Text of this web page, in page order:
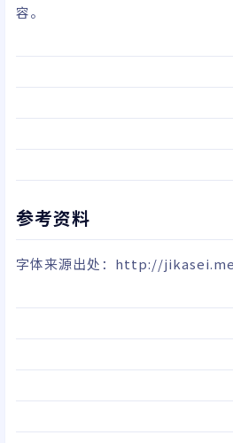
容。
参考资料
字体来源出处： http://